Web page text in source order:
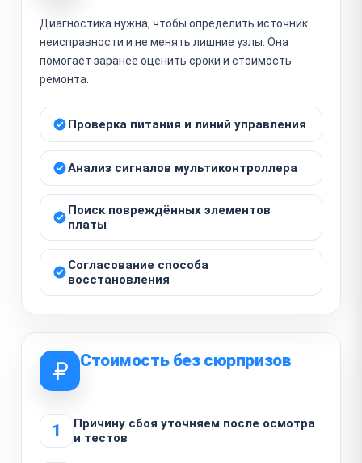
Диагностика нужна, чтобы определить источник
неисправности и не менять лишние узлы. Она
помогает заранее оценить сроки и стоимость
ремонта.
Проверка питания и линий управления
Анализ сигналов мультиконтроллера
Поиск повреждённых элементов
платы
Согласование способа
восстановления
Стоимость без сюрпризов
1
Причину сбоя уточняем после осмотра
и тестов